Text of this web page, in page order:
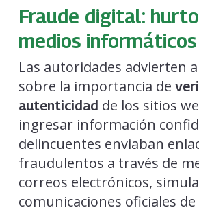
Fraude digital:
medios informáticos
Las autoridades advierten
sobre la importancia de
autenticidad de los sitios
ingresar información
delincuentes enviaban
fraudulentos a través de
correos electrónicos,
comunicaciones oficiales